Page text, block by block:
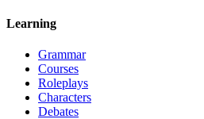
Learning
Grammar
Courses
Roleplays
Characters
Debates